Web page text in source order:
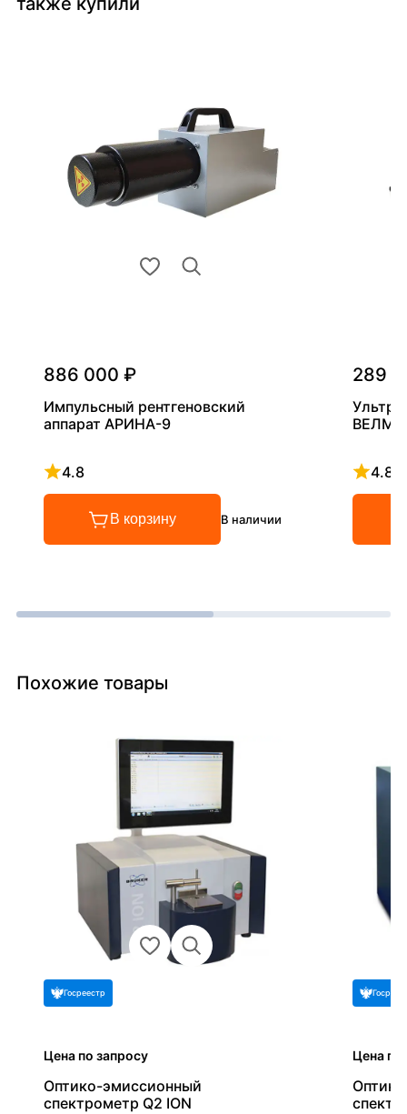
886 000 ₽
Импульсный рентгеновский
аппарат АРИНА-9
4.8
Рейтинг 4.8 из 5
В корзину В наличии
289
4.8
Похожие товары
Госреестр
Цена по запросу
Оптико-эмиссионный
спектрометр Q2 ION
Цена по